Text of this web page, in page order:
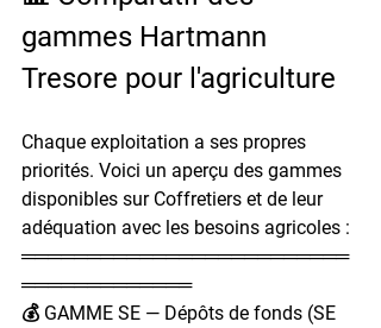
gammes Hartmann
Tresore pour l'agriculture
Chaque exploitation a ses propres
priorités. Voici un aperçu des gammes
disponibles sur Coffretiers et de leur
adéquation avec les besoins agricoles :
═════════════════════════
═════════════
💰 GAMME SE — Dépôts de fonds (SE